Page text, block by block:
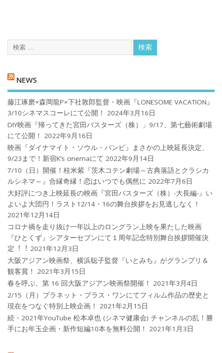
NEWS
藤江琢磨×森岡龍P×下社敦郎監督・映画『LONESOME VACATION』
3/10シネマスコーレにて公開！
2024年3月16日
DIY映画『帰ってきた宮田バスターズ（株）」9/17、第七藝術劇場
にて公開！
2022年9月16日
映画『ダイナマイト・ソウル・バンビ』まさかの上映延長決定、
9/23まで！新宿K’s cinemaにて 2022年9月14日
7/10（日）開催！桂米紫『茨木コテン劇場～古典落語とクラシカ
ルシネマ～』合縁奇縁！恋はいつでも偶然に 2022年7月6日
大好評につき上映延長の映画『宮田バスターズ（株）-大長編-』い
よいよ大団円！ラスト12/14・16の舞台挨拶をお見逃しなく！
2021年12月14日
コロナ禍を⾛り抜け⼀年以上のロングラン上映を果たした映画
『ひとくず』シアターセブンにて１周年記念特別舞台挨拶開催決
定︕︕ 2021年12月3日
大阪アジアン映画祭、横浜聡子監督『いとみち』がグランプリ＆
観客賞！
2021年3月15日
春を呼ぶ、第 16 回大阪アジアン映画祭開催！
2021年3月4日
2/15（月）プラネット・プラス・ワンにてフィルム作品の歴史と
現在をつなぐ特別上映企画！
2021年2月15日
続・2021年YouTube 松本卓也 (シネマ健康会) チャンネルの乱！勝
手にお年玉企画・新作短編10本を無料公開！
2021年1月3日